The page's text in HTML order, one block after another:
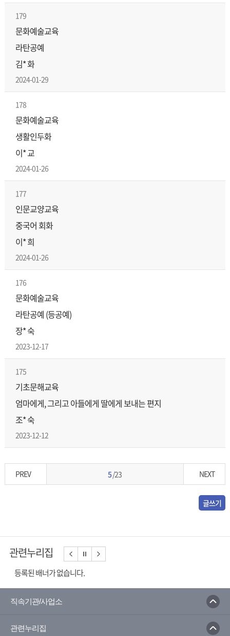
179
문화예술교육
라탄공예
김* 화
2024-01-29
178
문화예술교육
생활인두화
이* 교
2024-01-26
177
인문교양교육
중국어 회화
이* 희
2024-01-26
176
문화예술교육
라탄공예 (등공예)
장* 숙
2023-12-17
175
기초문해교육
엄마에게, 그리고 아들에게 딸에게 보내는 편지
조* 숙
2023-12-12
PREV 5/23 NEXT
글쓰기
관련누리집
등록된 배너가 없습니다.
직속기관/사업소
관련누리집